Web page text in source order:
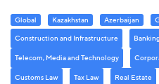
Global Kazakhstan Azerbaijan
Construction and Infrastructure
Telecom, Media and Technology
Customs Law Tax Law Real Estate